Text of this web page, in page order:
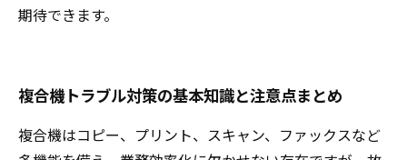
期待できます。
複合機トラブル対策の基本知識と注意点まとめ
複合機はコピー、プリント、スキャン、ファックスなど